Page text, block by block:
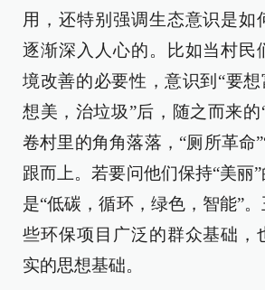
用，还特别强调生态意识是如
逐渐深入人心的。比如当村民
境改善的必要性，意识到“要想
想美，治垃圾”后，随之而来的
卷村里的角角落落，“厕所革命
跟而上。若要问他们保持“美丽
是“低碳，循环，绿色，智能”
些环保项目广泛的群众基础，
实的思想基础。